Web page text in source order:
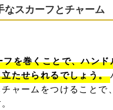
なスカーフとチャーム
を巻くことで、ハン
たせられるでしょう。
ャームをつけることで